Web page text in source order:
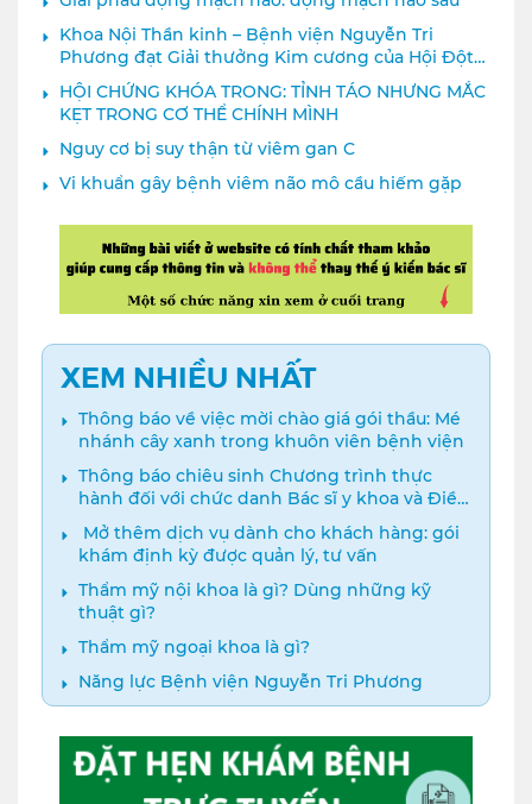
Khoa Nội Thần kinh – Bệnh viện Nguyễn Tri
Phương đạt Giải thưởng Kim cương của Hội Đột
quỵ Thế giới
HỘI CHỨNG KHÓA TRONG: TỈNH TÁO NHƯNG MẮC
KẸT TRONG CƠ THỂ CHÍNH MÌNH
Nguy cơ bị suy thận từ viêm gan C
Vi khuẩn gây bệnh viêm não mô cầu hiếm gặp
XEM NHIỀU NHẤT
Thông báo về việc mời chào giá gói thầu: Mé
nhánh cây xanh trong khuôn viên bệnh viện
Thông báo chiêu sinh Chương trình thực
hành đối với chức danh Bác sĩ y khoa và Điều
dưỡng năm 2024
️ Mở thêm dịch vụ dành cho khách hàng: gói
khám định kỳ được quản lý, tư vấn
Thẩm mỹ nội khoa là gì? Dùng những kỹ
thuật gì?
Thẩm mỹ ngoại khoa là gì?
Năng lực Bệnh viện Nguyễn Tri Phương